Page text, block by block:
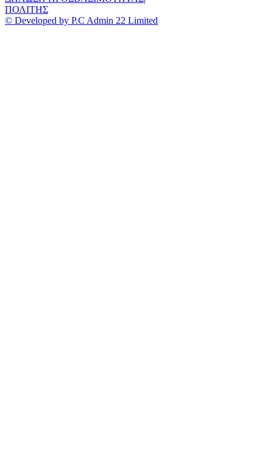
ΠΟΛΙΤΗΣ
© Developed by P.C Admin 22 Limited